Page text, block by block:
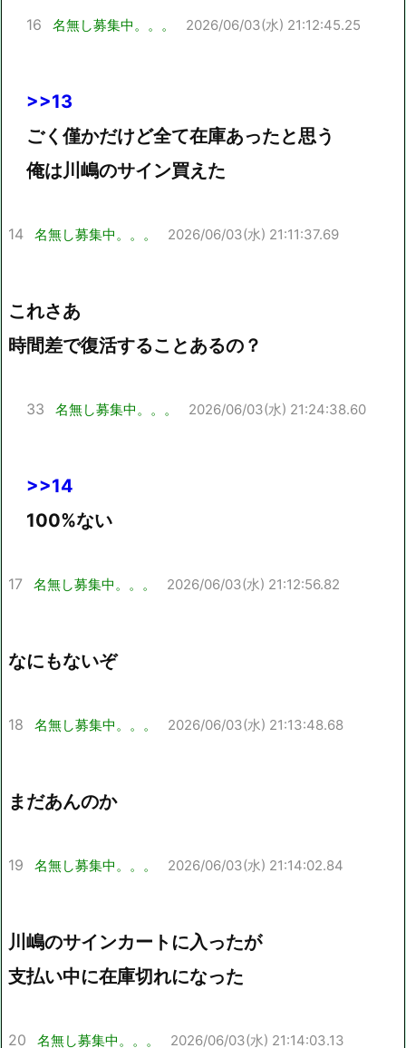
16 名無し募集中。。。 2026/06/03(水) 21:12:45.25
>>13
ごく僅かだけど全て在庫あったと思う
俺は川嶋のサイン買えた
14 名無し募集中。。。 2026/06/03(水) 21:11:37.69
これさあ
時間差で復活することあるの？
33 名無し募集中。。。 2026/06/03(水) 21:24:38.60
>>14
100%ない
17 名無し募集中。。。 2026/06/03(水) 21:12:56.82
なにもないぞ
18 名無し募集中。。。 2026/06/03(水) 21:13:48.68
まだあんのか
19 名無し募集中。。。 2026/06/03(水) 21:14:02.84
川嶋のサインカートに入ったが
支払い中に在庫切れになった
20 名無し募集中。。。 2026/06/03(水) 21:14:03.13